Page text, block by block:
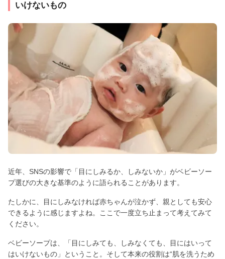
いけないもの
近年、SNSの影響で「目にしみるか、しみないか」がベビーソー
プ選びの大きな基準のように語られることがあります。
たしかに、目にしみなければ赤ちゃんが泣かず、親としても安心
できるように感じますよね。ここで一度立ち止まって考えてみて
ください。
ベビーソープは、「目にしみても、しみなくても、目にはいって
はいけないもの」ということ。そして本来の役割は“肌を洗うため